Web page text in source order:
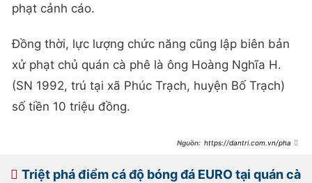
phạt cảnh cáo.
Đồng thời, lực lượng chức năng cũng lập biên bản
xử phạt chủ quán cà phê là ông Hoàng Nghĩa H.
(SN 1992, trú tại xã Phúc Trạch, huyện Bố Trạch)
số tiền 10 triệu đồng.
https://dantri.com.vn/phap-
phat-46-trieu-dong-
20210702200129082.htm
Triệt phá điểm cá độ bóng đá EURO tại quán cà